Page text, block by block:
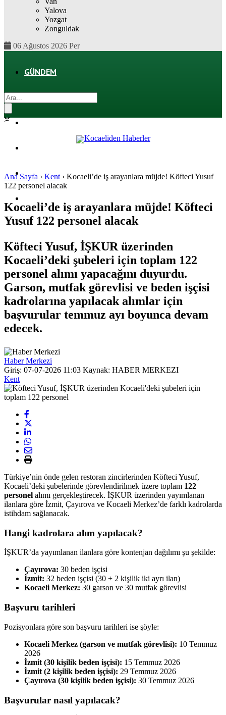
Yalova
Yozgat
Zonguldak
06 Ağustos 2026 Per
GÜNDEM
SPOR
SAĞLIK
Ana Sayfa › Kent › Kocaeli’de iş arayanlara müjde! Köfteci Yusuf
122 personel alacak
Kocaeli’de iş arayanlara müjde! Köfteci
Yusuf 122 personel alacak
Köfteci Yusuf, İŞKUR üzerinden
Kocaeli’deki şubeleri için toplam 122
personel alımı yapacağını duyurdu.
Garson, mutfak görevlisi ve beden işçisi
kadrolarına yapılacak alımlar için
başvurular temmuz ayı boyunca devam
edecek.
Haber Merkezi
Giriş: 07-07-2026 11:03 Kaynak: HABER MERKEZI
Kent
Türkiye’nin önde gelen restoran zincirlerinden Köfteci Yusuf,
Kocaeli’deki şubelerinde görevlendirilmek üzere toplam 122
personel alımı gerçekleştirecek. İŞKUR üzerinden yayımlanan
ilanlara göre İzmit, Çayırova ve Kocaeli Merkez’de farklı kadrolarda
istihdam sağlanacak.
Hangi kadrolara alım yapılacak?
İŞKUR’da yayımlanan ilanlara göre kontenjan dağılımı şu şekilde:
Çayırova: 30 beden işçisi
İzmit: 32 beden işçisi (30 + 2 kişilik iki ayrı ilan)
Kocaeli Merkez: 30 garson ve 30 mutfak görevlisi
Başvuru tarihleri
Pozisyonlara göre son başvuru tarihleri ise şöyle:
Kocaeli Merkez (garson ve mutfak görevlisi): 10 Temmuz
2026
İzmit (30 kişilik beden işçisi): 15 Temmuz 2026
İzmit (2 kişilik beden işçisi): 29 Temmuz 2026
Çayırova (30 kişilik beden işçisi): 30 Temmuz 2026
Başvurular nasıl yapılacak?